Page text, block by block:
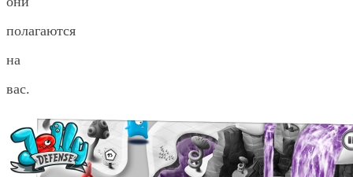
полагаются
на
вас.